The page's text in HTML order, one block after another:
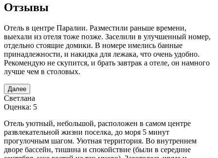
Отзывы
Отель в центре Паралии. Разместили раньше времени,
выехали из отеля тоже позже. Заселили в улучшенный номер,
отдельно стоящие домики. В номере имелись банные
принадлежности, и накидка для лежака, что очень удобно.
Рекомендую не скупится, и брать завтрак а отеле, он намного
лучше чем в столовых.
Далее
Светлана
Оценка: 5
Отель уютный, небольшой, расположен в самом центре
развлекательной жизни поселка, до моря 5 минут
прогулочным шагом. Уютная территория. Во внутреннем
дворе бассейн, тишина и спокойствие (были в середине